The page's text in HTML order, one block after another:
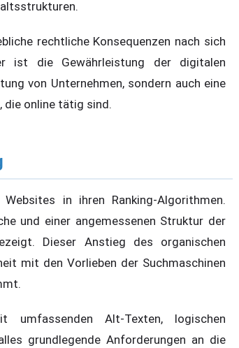
rechtliche Konsequenzen nach sich
ist die Gewährleistung der digitalen
von Unternehmen, sondern auch eine
die online tätig sind.
in ihren Ranking-Algorithmen.
und einer angemessenen Struktur der
Dieser Anstieg des organischen
mit den Vorlieben der Suchmaschinen
Alt-Texten, logischen
grundlegende Anforderungen an die